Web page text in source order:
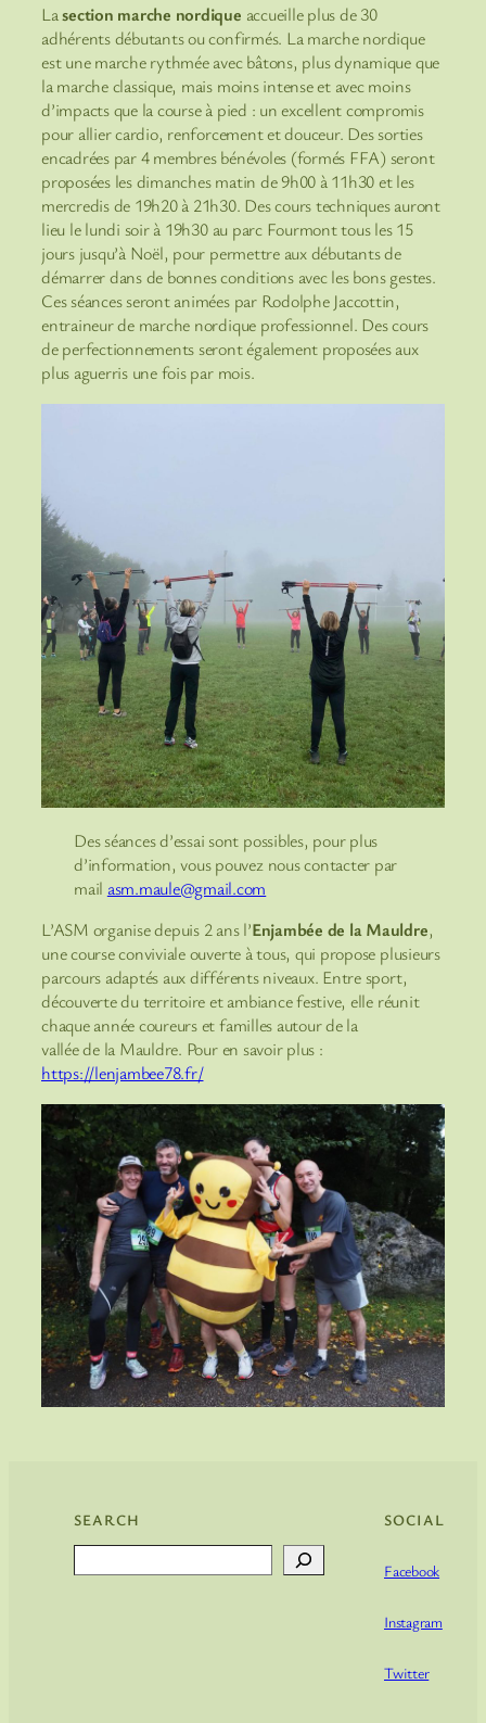
Lasection marche nordique accueille plus de 30
adhérents débutants ou confirmés. La marche nordique
est une marche rythmée avec bâtons, plus dynamique que
la marche classique, mais moins intense et avec moins
d’impacts que la course à pied : un excellent compromis
pour allier cardio, renforcement et douceur. Des sorties
encadrées par 4 membres bénévoles (formés FFA) seront
proposées les dimanches matin de 9h00 à 11h30 et les
mercredis de 19h20 à 21h30. Des cours techniques auront
lieu le lundi soir à 19h30 au parc Fourmont tous les 15
jours jusqu’à Noël, pour permettre aux débutants de
démarrer dans de bonnes conditions avec les bons gestes.
Ces séances seront animées par Rodolphe Jaccottin,
entraineur de marche nordique professionnel. Des cours
de perfectionnements seront également proposées aux
plus aguerris une fois par mois.
Des séances d’essai sont possibles, pour plus
d’information, vous pouvez nous contacter par
mail asm.maule@gmail.com
L’ASM organise depuis 2 ans l’Enjambée de la Mauldre,
une course conviviale ouverte à tous, qui propose plusieurs
parcours adaptés aux différents niveaux. Entre sport,
découverte du territoire et ambiance festive, elle réunit
chaque année coureurs et familles autour de la
vallée de la Mauldre. Pour en savoir plus :
https://lenjambee78.fr/
SEARCH SOCIAL
Facebook
Instagram
Twitter